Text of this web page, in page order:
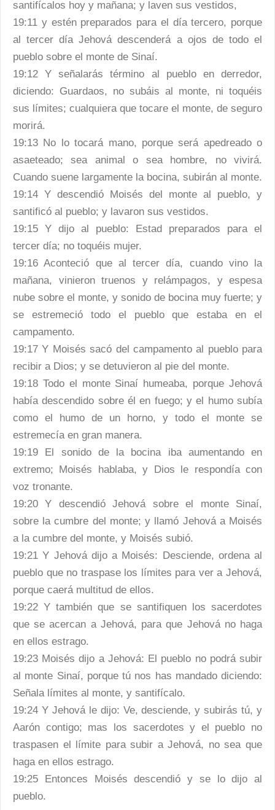
santifícalos hoy y mañana; y laven sus vestidos,
19:11 y estén preparados para el día tercero, porque
al tercer día Jehová descenderá a ojos de todo el
pueblo sobre el monte de Sinaí.
19:12 Y señalarás término al pueblo en derredor,
diciendo: Guardaos, no subáis al monte, ni toquéis
sus límites; cualquiera que tocare el monte, de seguro
morirá.
19:13 No lo tocará mano, porque será apedreado o
asaeteado; sea animal o sea hombre, no vivirá.
Cuando suene largamente la bocina, subirán al monte.
19:14 Y descendió Moisés del monte al pueblo, y
santificó al pueblo; y lavaron sus vestidos.
19:15 Y dijo al pueblo: Estad preparados para el
tercer día; no toquéis mujer.
19:16 Aconteció que al tercer día, cuando vino la
mañana, vinieron truenos y relámpagos, y espesa
nube sobre el monte, y sonido de bocina muy fuerte; y
se estremeció todo el pueblo que estaba en el
campamento.
19:17 Y Moisés sacó del campamento al pueblo para
recibir a Dios; y se detuvieron al pie del monte.
19:18 Todo el monte Sinaí humeaba, porque Jehová
había descendido sobre él en fuego; y el humo subía
como el humo de un horno, y todo el monte se
estremecía en gran manera.
19:19 El sonido de la bocina iba aumentando en
extremo; Moisés hablaba, y Dios le respondía con
voz tronante.
19:20 Y descendió Jehová sobre el monte Sinaí,
sobre la cumbre del monte; y llamó Jehová a Moisés
a la cumbre del monte, y Moisés subió.
19:21 Y Jehová dijo a Moisés: Desciende, ordena al
pueblo que no traspase los límites para ver a Jehová,
porque caerá multitud de ellos.
19:22 Y también que se santifiquen los sacerdotes
que se acercan a Jehová, para que Jehová no haga
en ellos estrago.
19:23 Moisés dijo a Jehová: El pueblo no podrá subir
al monte Sinaí, porque tú nos has mandado diciendo:
Señala límites al monte, y santifícalo.
19:24 Y Jehová le dijo: Ve, desciende, y subirás tú, y
Aarón contigo; mas los sacerdotes y el pueblo no
traspasen el límite para subir a Jehová, no sea que
haga en ellos estrago.
19:25 Entonces Moisés descendió y se lo dijo al
pueblo.